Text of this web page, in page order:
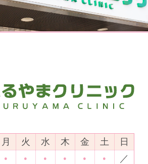
月 火 水 木 金 土 日
● ● ● ● ● ● ／